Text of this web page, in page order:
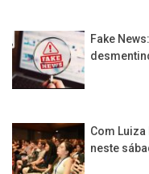
Fake
Com
neste